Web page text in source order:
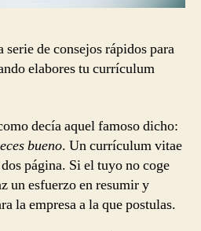
de consejos rápidos para
elabores tu currículum
decía aquel famoso dicho:
bueno. Un currículum vitae
página. Si el tuyo no coge
un esfuerzo en resumir y
la empresa a la que postulas.